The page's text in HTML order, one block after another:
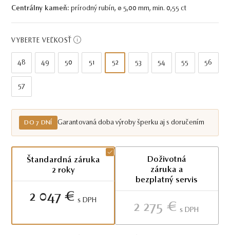
Centrálny kameň: prírodný rubín, ø 5,00 mm, min. 0,55 ct
VYBERTE VEĽKOSŤ
48 49 50 51 52 53 54 55 56
57
DO 7 DNÍ Garantovaná doba výroby šperku aj s doručením
Štandardná záruka
2 roky
2 047 € S DPH
Doživotná
záruka a
bezplatný servis
2 275 € S DPH